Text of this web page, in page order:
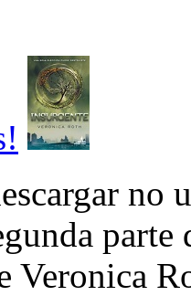
no
Veronica